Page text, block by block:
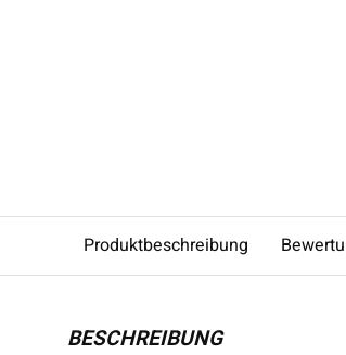
Produktbeschreibung
BESCHREIBUNG